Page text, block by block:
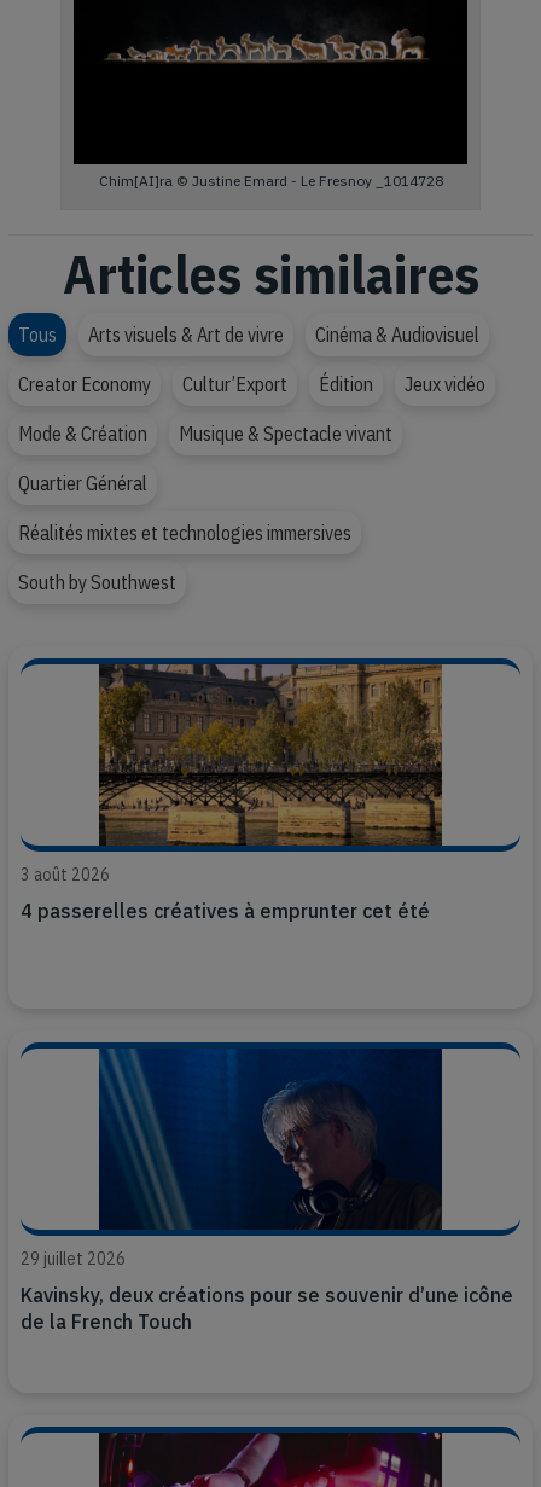
Chim[AI]ra © Justine Emard - Le Fresnoy _1014728
Articles similaires
Tous Arts visuels & Art de vivre Cinéma & Audiovisuel
Creator Economy Cultur’Export Édition Jeux vidéo
Mode & Création Musique & Spectacle vivant
Quartier Général
Réalités mixtes et technologies immersives
South by Southwest
4 passerelles créatives à emprunter cet été
3 août 2026
Kavinsky, deux créations pour se souvenir d’une icône
de la French Touch
29 juillet 2026